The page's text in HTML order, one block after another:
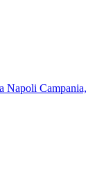
Napoli Campania,